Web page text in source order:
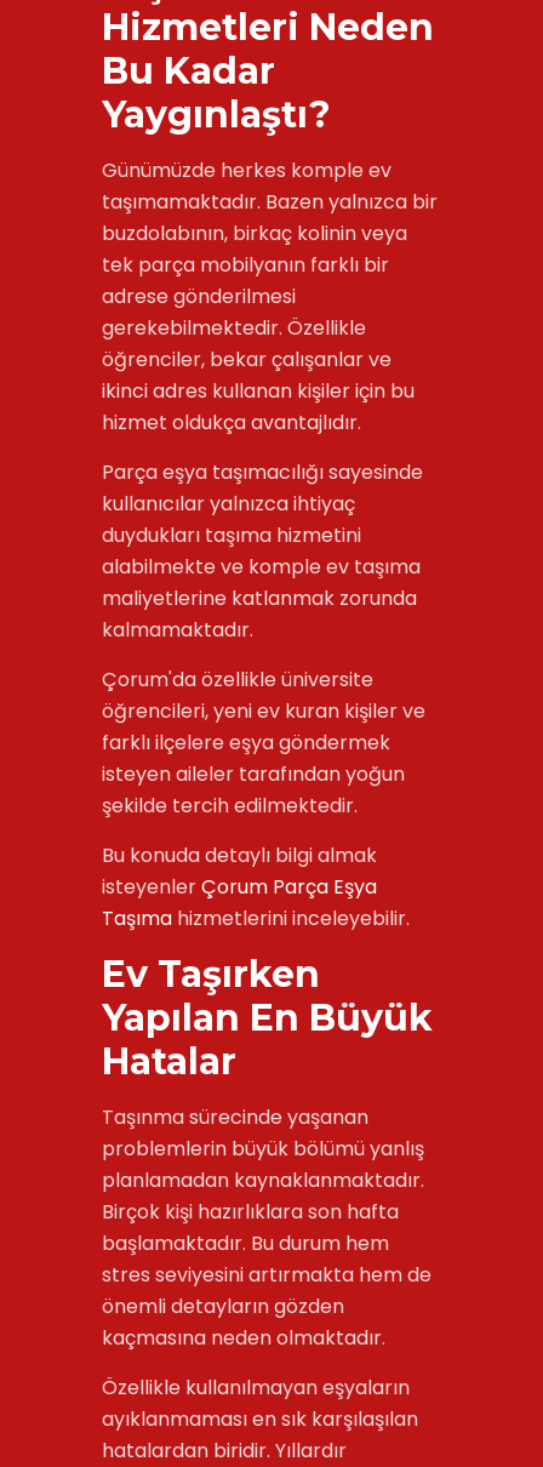
Hizmetleri Neden
Bu Kadar
Yaygınlaştı?
Günümüzde herkes komple ev
taşımamaktadır. Bazen yalnızca bir
buzdolabının, birkaç kolinin veya
tek parça mobilyanın farklı bir
adrese gönderilmesi
gerekebilmektedir. Özellikle
öğrenciler, bekar çalışanlar ve
ikinci adres kullanan kişiler için bu
hizmet oldukça avantajlıdır.
Parça eşya taşımacılığı sayesinde
kullanıcılar yalnızca ihtiyaç
duydukları taşıma hizmetini
alabilmekte ve komple ev taşıma
maliyetlerine katlanmak zorunda
kalmamaktadır.
Çorum'da özellikle üniversite
öğrencileri, yeni ev kuran kişiler ve
farklı ilçelere eşya göndermek
isteyen aileler tarafından yoğun
şekilde tercih edilmektedir.
Bu konuda detaylı bilgi almak
isteyenlerÇorum Parça Eşya
Taşıma hizmetlerini inceleyebilir.
Ev Taşırken
Yapılan En Büyük
Hatalar
Taşınma sürecinde yaşanan
problemlerin büyük bölümü yanlış
planlamadan kaynaklanmaktadır.
Birçok kişi hazırlıklara son hafta
başlamaktadır. Bu durum hem
stres seviyesini artırmakta hem de
önemli detayların gözden
kaçmasına neden olmaktadır.
Özellikle kullanılmayan eşyaların
ayıklanmaması en sık karşılaşılan
hatalardan biridir. Yıllardır